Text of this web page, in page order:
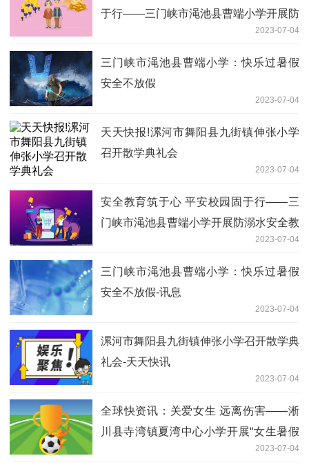
于行——三门峡市渑池县曹端小学开展防
2023-07-04
三门峡市渑池县曹端小学：快乐过暑假
安全不放假
2023-07-04
天天快报!漯河市舞阳县九街镇伸张小学
召开散学典礼会
2023-07-04
安全教育筑于心 平安校园固于行——三
门峡市渑池县曹端小学开展防溺水安全教
2023-07-04
三门峡市渑池县曹端小学：快乐过暑假
安全不放假-讯息
2023-07-04
漯河市舞阳县九街镇伸张小学召开散学典
礼会-天天快讯
2023-07-04
全球快资讯：关爱女生 远离伤害——淅
川县寺湾镇夏湾中心小学开展“女生暑假
2023-07-04